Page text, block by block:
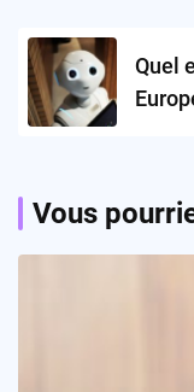
Quel
Vous